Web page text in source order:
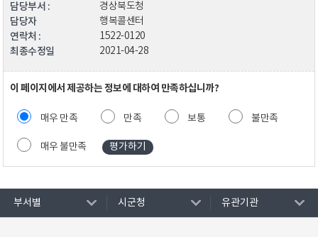
담당부서 : 경상북도청
담당자 행복콜센터
연락처 : 1522-0120
최종수정일 2021-04-28
이 페이지에서 제공하는 정보에 대하여 만족하십니까?
매우 만족 만족 보통 불만족
매우 불만족
부서별 시군청 유관기관